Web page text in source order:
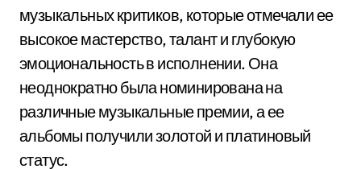
музыкальных критиков, которые отмечали ее
высокое мастерство, талант и глубокую
эмоциональность в исполнении. Она
неоднократно была номинирована на
различные музыкальные премии, а ее
альбомы получили золотой и платиновый
статус.